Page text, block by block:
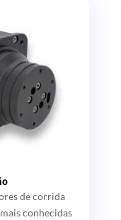
de corrida
conhecidas